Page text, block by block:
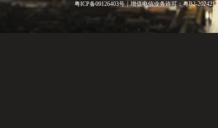
粤ICP备09126403号 | 增值电信业务许可：粤B2-